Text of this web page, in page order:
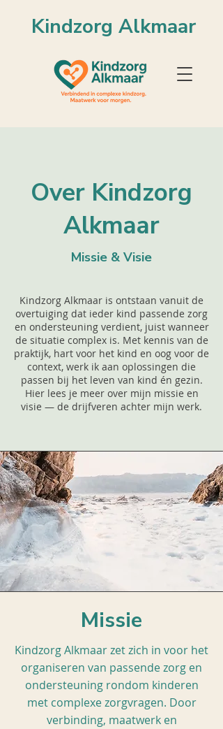
Kindzorg Alkmaar
Over Kindzorg
Alkmaar
Missie & Visie
Kindzorg Alkmaar is ontstaan vanuit de
overtuiging dat ieder kind passende zorg
en ondersteuning verdient, juist wanneer
de situatie complex is. Met kennis van de
praktijk, hart voor het kind en oog voor de
context, werk ik aan oplossingen die
passen bij het leven van kind én gezin.
Hier lees je meer over mijn missie en
visie — de drijfveren achter mijn werk.
Missie
Kindzorg Alkmaar zet zich in voor het
organiseren van passende zorg en
ondersteuning rondom kinderen
met complexe zorgvragen. Door
verbinding, maatwerk en